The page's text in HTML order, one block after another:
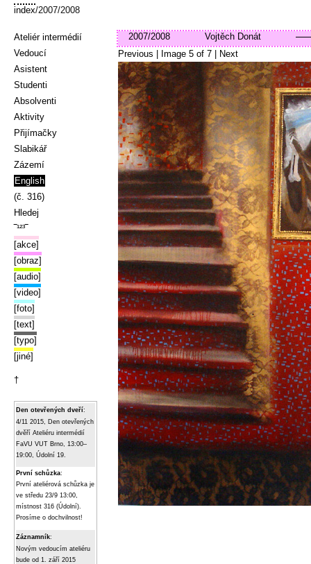
index/2007/2008
Ateliér intermédií
Vedoucí
Asistent
Studenti
Absolventi
Aktivity
Přijímačky
Slabikář
Zázemí
English
(č. 316)
Hledej
‾¹²³‾
[akce]
[obraz]
[audio]
[video]
[foto]
[text]
[typo]
[jiné]
†
Den otevřených dveří:
4/11 2015, Den otevřených
dvěří Ateliéru intermédií
FaVU VUT Brno, 13:00–
19:00, Údolní 19.
První schůzka:
První ateliérová schůzka je
ve středu 23/9 13:00,
místnost 316 (Údolní).
Prosíme o dochvilnost!
Záznamník:
Novým vedoucím ateliéru
bude od 1. září 2015
2007/2008
Vojtěch Donát
Previous | Image 5 of 7 Next